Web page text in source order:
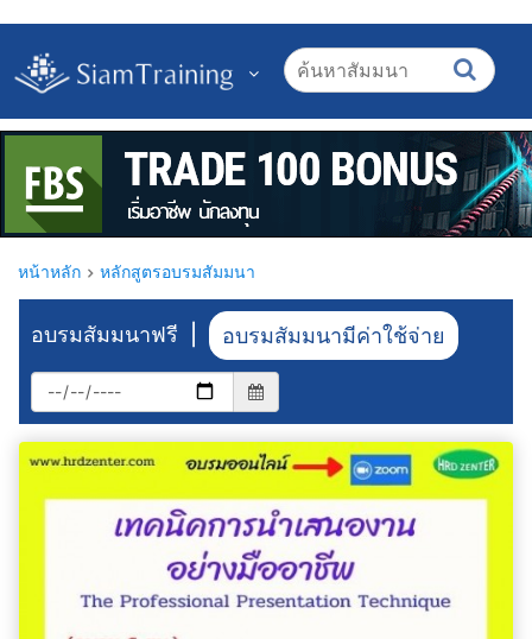
หน้าหลัก หลักสูตรอบรมสัมมนา
อบรมสัมมนาฟรี อบรมสัมมนามีค่าใช้จ่าย